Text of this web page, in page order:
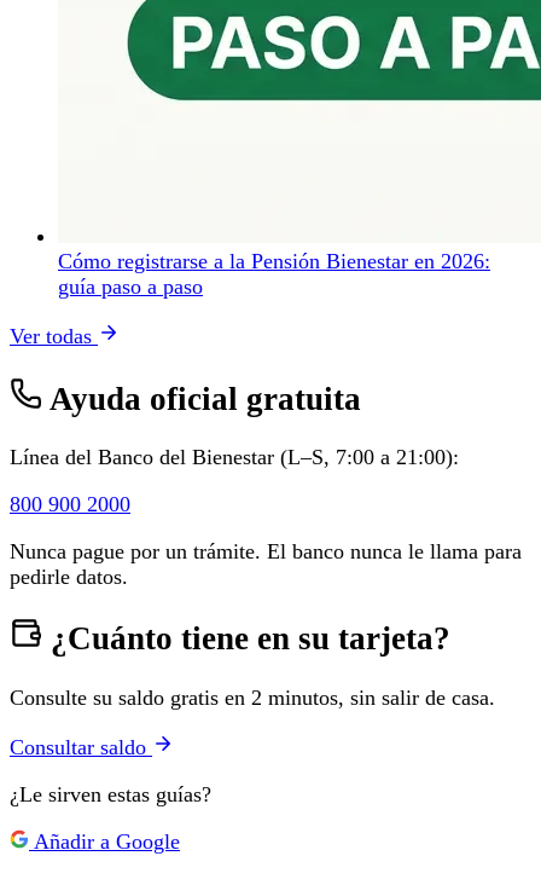
Cómo registrarse a la Pensión Bienestar en 2026:
guía paso a paso
Ver todas
Ayuda oficial gratuita
Línea del Banco del Bienestar (L–S, 7:00 a 21:00):
800 900 2000
Nunca pague por un trámite. El banco nunca le llama para
pedirle datos.
¿Cuánto tiene en su tarjeta?
Consulte su saldo gratis en 2 minutos, sin salir de casa.
Consultar saldo
¿Le sirven estas guías?
Añadir a Google